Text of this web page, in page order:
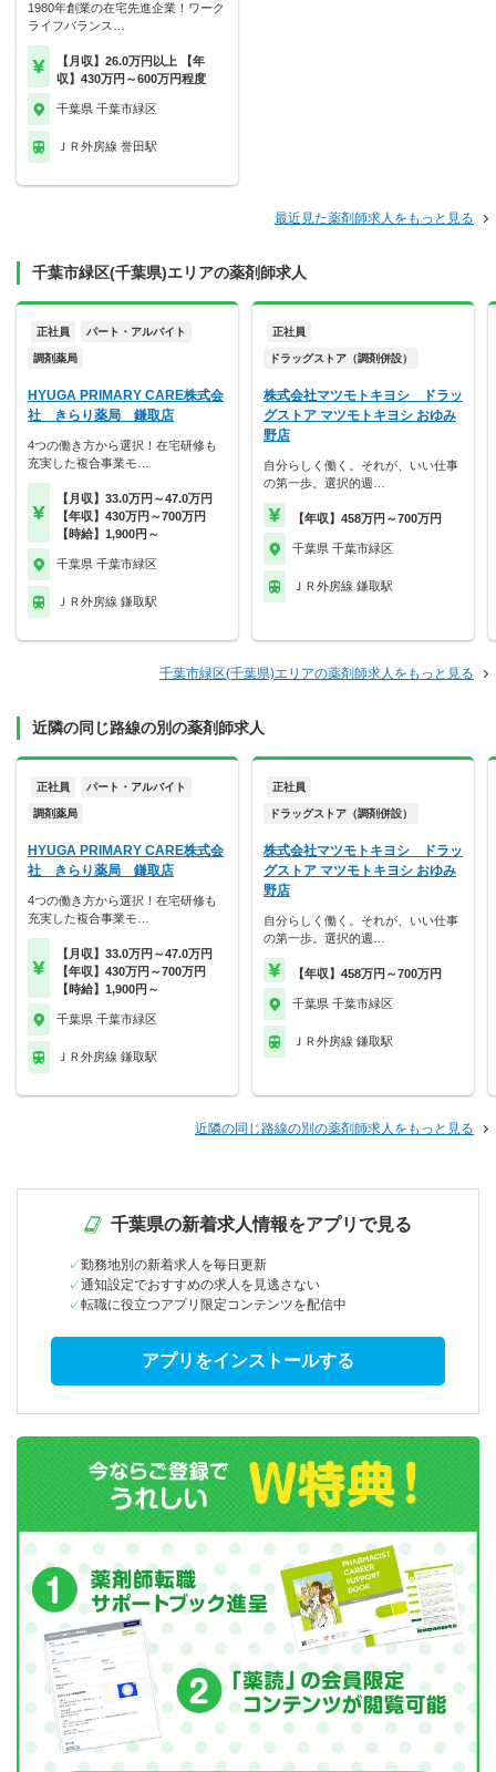
1980年創業の在宅先進企業！ワーク
ライフバランス…
【月収】26.0万円以上 【年
収】430万円～600万円程度
千葉県 千葉市緑区
ＪＲ外房線 誉田駅
最近見た薬剤師求人をもっと見る
千葉市緑区(千葉県)エリアの薬剤師求人
正社員 パート・アルバイト
調剤薬局
HYUGA PRIMARY CARE株式会
社 きらり薬局 鎌取店
4つの働き方から選択！在宅研修も
充実した複合事業モ…
【月収】33.0万円～47.0万円
【年収】430万円～700万円
【時給】1,900円～
千葉県 千葉市緑区
ＪＲ外房線 鎌取駅
正社員
ドラッグストア（調剤併設）
株式会社マツモトキヨシ ドラッ
グストア マツモトキヨシ おゆみ
野店
自分らしく働く。それが、いい仕事
の第一歩。選択的週…
【年収】458万円～700万円
千葉県 千葉市緑区
ＪＲ外房線 鎌取駅
千葉市緑区(千葉県)エリアの薬剤師求人をもっと見る
近隣の同じ路線の別の薬剤師求人
正社員 パート・アルバイト
調剤薬局
HYUGA PRIMARY CARE株式会
社 きらり薬局 鎌取店
4つの働き方から選択！在宅研修も
充実した複合事業モ…
【月収】33.0万円～47.0万円
【年収】430万円～700万円
【時給】1,900円～
千葉県 千葉市緑区
ＪＲ外房線 鎌取駅
正社員
ドラッグストア（調剤併設）
株式会社マツモトキヨシ ドラッ
グストア マツモトキヨシ おゆみ
野店
自分らしく働く。それが、いい仕事
の第一歩。選択的週…
【年収】458万円～700万円
千葉県 千葉市緑区
ＪＲ外房線 鎌取駅
近隣の同じ路線の別の薬剤師求人をもっと見る
千葉県の新着求人情報をアプリで見る
勤務地別の新着求人を毎日更新
通知設定でおすすめの求人を見逃さない
転職に役立つアプリ限定コンテンツを配信中
アプリをインストールする